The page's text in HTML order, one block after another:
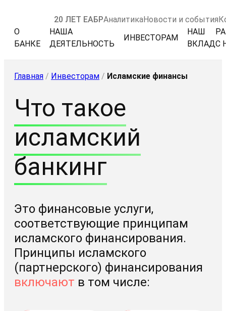
20 ЛЕТ ЕАБРАналитикаНовости и события
О
БАНКЕ
НАША
ДЕЯТЕЛЬНОСТЬ
ИНВЕСТОРАМ
НАШ
ВКЛАДС
Главная / Инвесторам / Исламские финансы
Что такое
исламский
банкинг
Это финансовые услуги,
соответствующие принципам
исламского финансирования.
Принципы исламского
(партнерского) финансирования
включают в том числе: